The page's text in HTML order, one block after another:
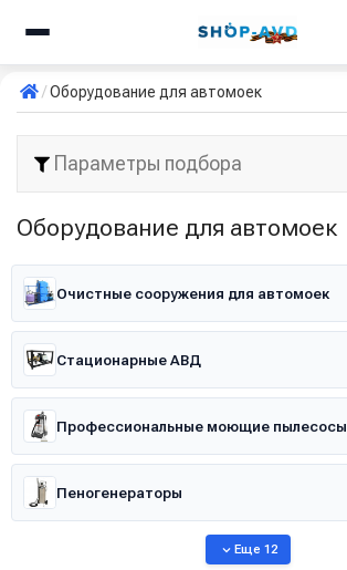
Оборудование для автомоек
Параметры подбора
Оборудование для автомоек
Очистные сооружения для автомоек
Стационарные АВД
Профессиональные моющие пылесосы
Пеногенераторы
Еще 12